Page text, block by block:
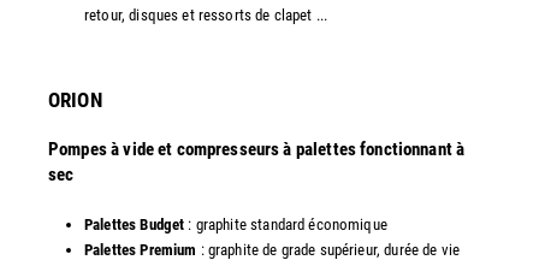
retour, disques et ressorts de clapet ...​
ORION
Pompes à vide et compresseurs à palettes fonctionnant à
sec
Palettes Budget : graphite standard économique
Palettes Premium : graphite de grade supérieur, durée de vie